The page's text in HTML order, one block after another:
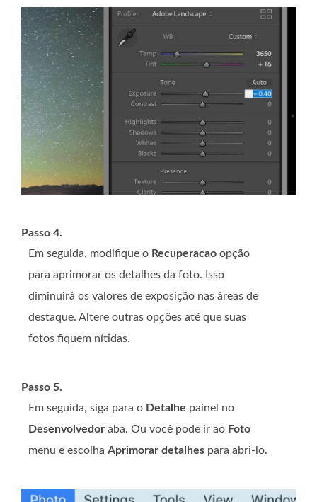
Passo 4.
Em seguida, modifique o Recuperacao opção
para aprimorar os detalhes da foto. Isso
diminuirá os valores de exposição nas áreas de
destaque. Altere outras opções até que suas
fotos fiquem nítidas.
Passo 5.
Em seguida, siga para o Detalhe painel no
Desenvolvedor aba. Ou você pode ir ao Foto
menu e escolha Aprimorar detalhes para abri-lo.